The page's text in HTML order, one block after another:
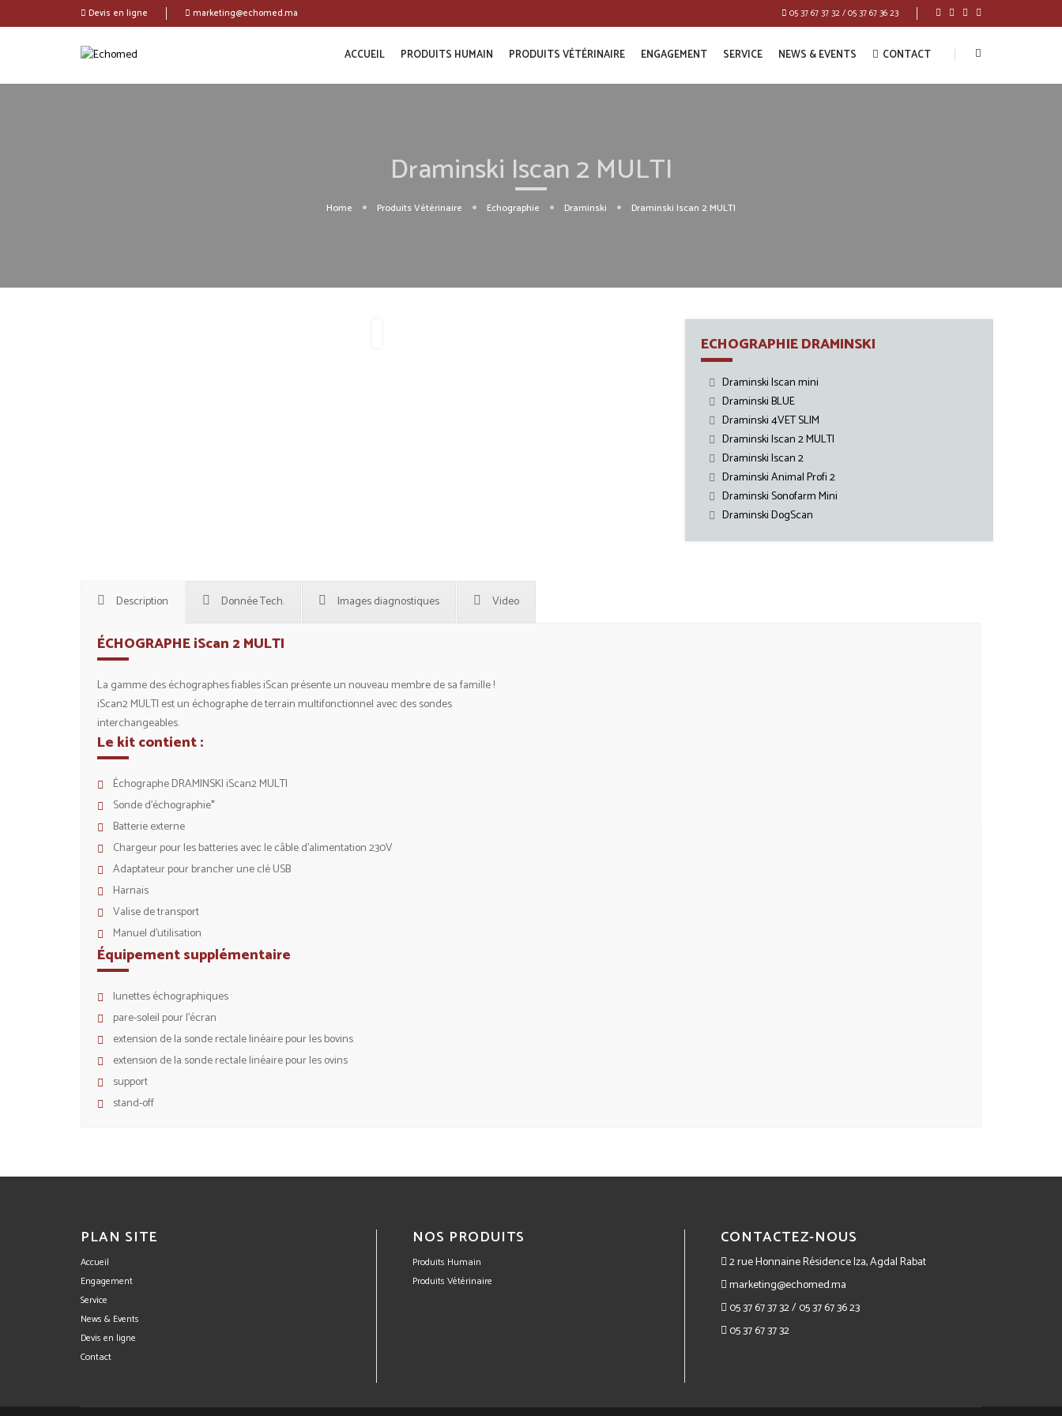
Devis en ligne marketing@echomed.ma 05 37 67 37 32 / 05 37 67 36 23
ACCUEIL PRODUITS HUMAIN PRODUITS VÉTÉRINAIRE ENGAGEMENT SERVICE NEWS & EVENTS CONTACT
Draminski Iscan 2 MULTI
Home Produits Vétérinaire Echographie Draminski Draminski Iscan 2 MULTI
ECHOGRAPHIE DRAMINSKI
Draminski Iscan mini
Draminski BLUE
Draminski 4VET SLIM
Draminski Iscan 2 MULTI
Draminski Iscan 2
Draminski Animal Profi 2
Draminski Sonofarm Mini
Draminski DogScan
Description Donnée Tech. Images diagnostiques Video
ÉCHOGRAPHE iScan 2 MULTI
La gamme des échographes fiables iScan présente un nouveau membre de sa famille !
iScan2 MULTI est un échographe de terrain multifonctionnel avec des sondes
interchangeables.
Le kit contient :
Échographe DRAMINSKI iScan2 MULTI
Sonde d’échographie*
Batterie externe
Chargeur pour les batteries avec le câble d’alimentation 230V
Adaptateur pour brancher une clé USB
Harnais
Valise de transport
Manuel d’utilisation
Équipement supplémentaire
lunettes échographiques
pare-soleil pour l’écran
extension de la sonde rectale linéaire pour les bovins
extension de la sonde rectale linéaire pour les ovins
support
stand-off
PLAN SITE
Accueil
Engagement
Service
News & Events
Devis en ligne
Contact
NOS PRODUITS
Produits Humain
Produits Vétérinaire
CONTACTEZ-NOUS
2 rue Honnaine Résidence Iza, Agdal Rabat
marketing@echomed.ma
05 37 67 37 32 / 05 37 67 36 23
05 37 67 37 32